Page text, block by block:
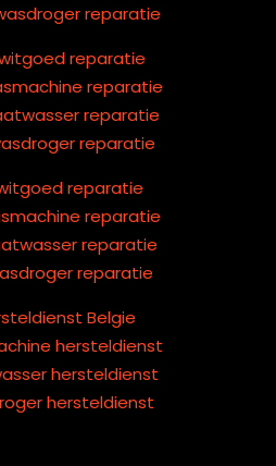
reparatie
reparatie
reparatie
reparatie
reparatie
reparatie
reparatie
reparatie
reparatie
Belgie
hersteldienst
hersteldienst
hersteldienst